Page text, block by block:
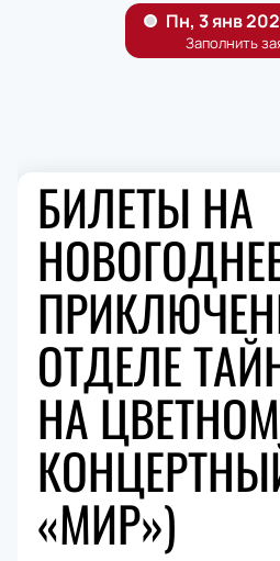
БИЛЕТЫ НА
ОТДЕЛЕ
НА
«МИР»)